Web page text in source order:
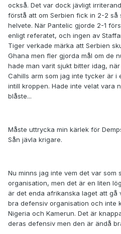
också. Det var dock jävligt
förstå att om Serbien fick in 2-2 så
helvete. När Pantelic gjorde 2-1
enligt referatet, och ingen av
Tiger verkade märka att Serbien
Ghana men fler gjorda mål om de
hade man varit sjukt bitter idag, när
Cahills arm som jag inte tycker är i
intill kroppen. Hade inte velat vara
blåste...
Måste uttrycka min kärlek för
Sån jävla krigare.
Nu minns jag inte vem det var som
organisation, men det är en liten
är det enda afrikanska laget att
bra defensiv organisation och inte
Nigeria och Kamerun. Det är
deras defensiv men den är ändå